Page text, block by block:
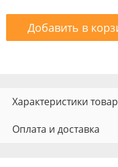
Добавить в
Характеристики
Оплата и доставка